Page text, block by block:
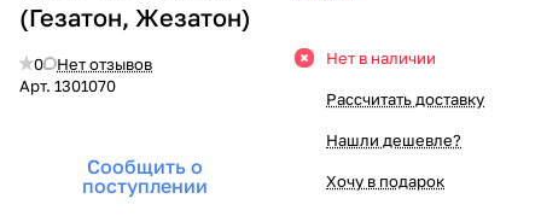
(Гезатон, Жезатон)
0
Нет отзывов
Арт. 1301070
Сообщить о
поступлении
Нет в наличии
Рассчитать доставку
Нашли дешевле?
Хочу в подарок